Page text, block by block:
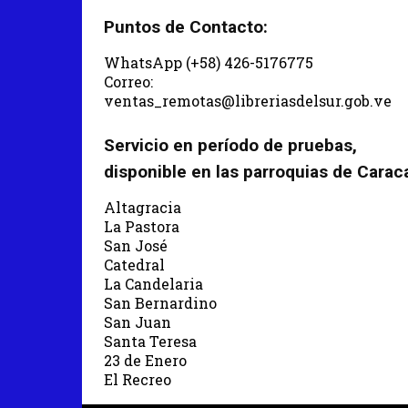
Puntos de Contacto:
WhatsApp (+58) 426-5176775
Correo:
ventas_remotas@libreriasdelsur.gob.ve
Servicio en período de pruebas,
disponible en las parroquias de
Altagracia
La Pastora
San José
Catedral
La Candelaria
San Bernardino
San Juan
Santa Teresa
23 de Enero
El Recreo